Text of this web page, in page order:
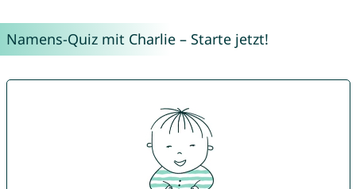
Namens-Quiz mit Charlie – Starte jetzt!